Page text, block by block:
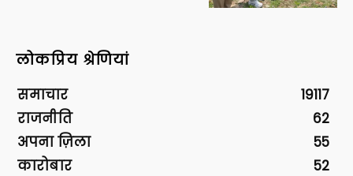
लोकप्रिय श्रेणियां
समाचार
19117
राजनीति
62
अपना ज़िला
55
कारोबार
52